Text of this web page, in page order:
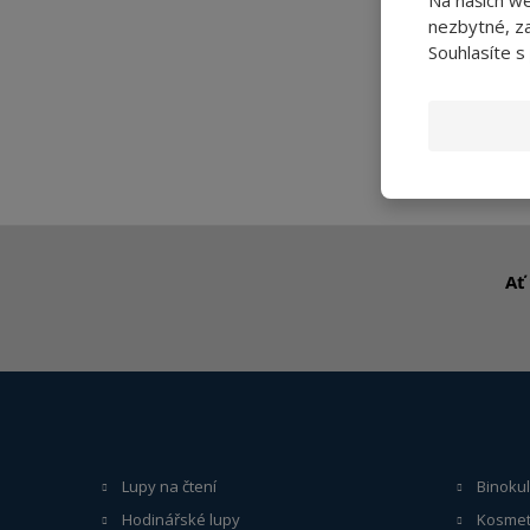
nezbytné,
Souhlasíte
Ať
Lupy na čtení
Hodinářské lupy